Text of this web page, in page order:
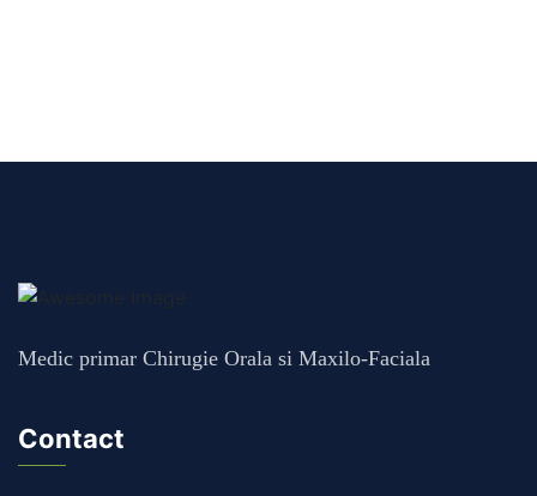
Medic primar Chirugie Orala si Maxilo-Faciala
Contact